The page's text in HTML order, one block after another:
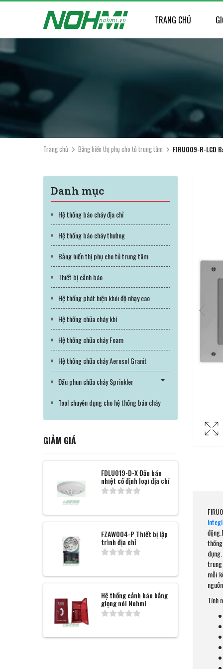
TRANG CHỦ
Trang chủ Bảng hiển thị phụ cho tủ trung tâm FIRU009-R-LCD
Danh mục
Hệ thống báo cháy địa chỉ
Hệ thống báo cháy thường
Bảng hiển thị phụ cho tủ trung tâm
Thiết bị cảnh báo
Hệ thống phát hiện khói độ nhạy cao
Hệ thống chữa cháy khí
Hệ thống chữa cháy Foam
Hệ thống chữa cháy Aerosol Granit
Đầu phun chữa cháy Sprinkler
Tool chuyên dụng cho hệ thống báo cháy
GIẢM GIÁ
FDLU019-D-X Đầu báo
nhiệt cố định loại địa chỉ
FZAW004-P Thiết bị lập
trình địa chỉ
Hệ thống cảnh báo bằng
giọng nói Nohmi
trung
mỗi
Tính